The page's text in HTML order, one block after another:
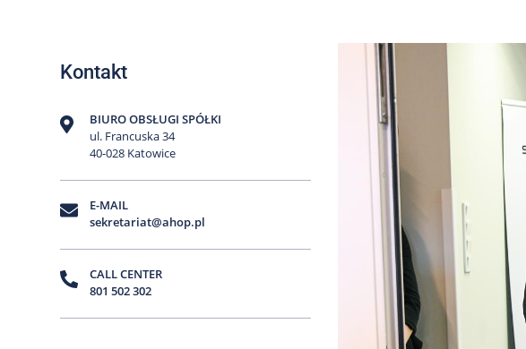
Kontakt
BIURO OBSŁUGI SPÓŁKI
ul. Francuska 34
40-028 Katowice
E-MAIL
sekretariat@ahop.pl
CALL CENTER
801 502 302